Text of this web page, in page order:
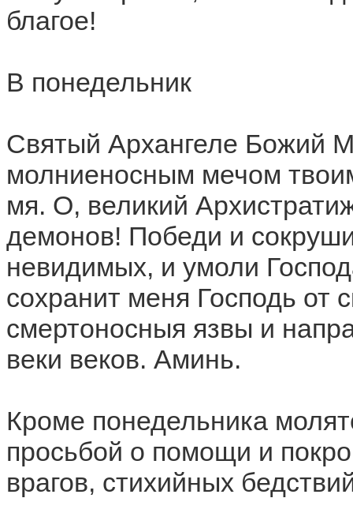
благое!
В понедельник
Святый Архангеле Божий
молниеносным мечом
мя. О, великий
демонов! Победи и
невидимых, и умоли
сохранит меня Господь от
смертоносныя язвы и
веки веков. Аминь.
Кроме понедельника
просьбой о помощи и
врагов, стихийных